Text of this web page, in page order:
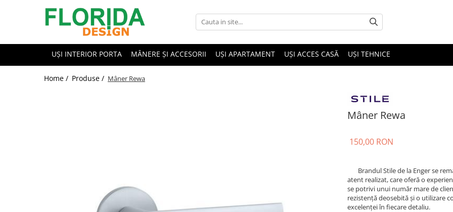
UȘI INTERIOR PORTA MÂNERE ȘI ACCESORII UȘI APARTAMENT UȘI ACCES CASĂ UȘI TEHNICE
Home / Produse / Mâner Rewa
Mâner Rewa
150,00 RON
Brandul Stile de la Enger se
atent realizat, care oferă o
se potrivi unui număr mare de
rezistență deosebită și o utilizare
excelenței în fiecare detaliu.